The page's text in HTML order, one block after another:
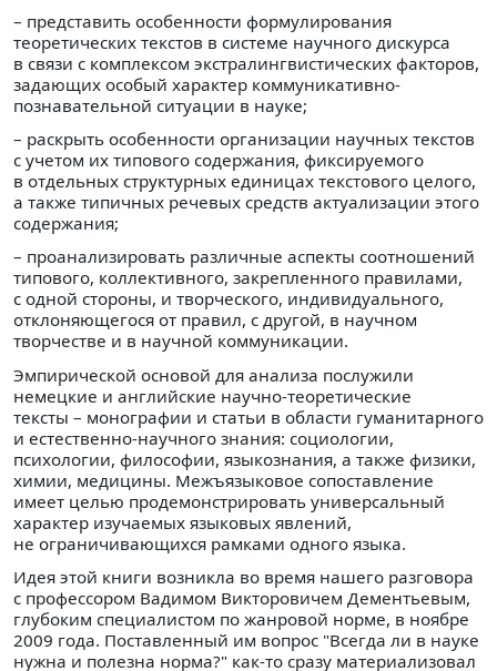
– представить особенности формулирования
теоретических текстов в системе научного дискурса
в связи с комплексом экстралингвистических факторов,
задающих особый характер коммуникативно-
познавательной ситуации в науке;
– раскрыть особенности организации научных текстов
с учетом их типового содержания, фиксируемого
в отдельных структурных единицах текстового целого,
а также типичных речевых средств актуализации этого
содержания;
– проанализировать различные аспекты соотношений
типового, коллективного, закрепленного правилами,
с одной стороны, и творческого, индивидуального,
отклоняющегося от правил, с другой, в научном
творчестве и в научной коммуникации.
Эмпирической основой для анализа послужили
немецкие и английские научно-теоретические
тексты – монографии и статьи в области гуманитарного
и естественно-научного знания: социологии,
психологии, философии, языкознания, а также физики,
химии, медицины. Межъязыковое сопоставление
имеет целью продемонстрировать универсальный
характер изучаемых языковых явлений,
не ограничивающихся рамками одного языка.
Идея этой книги возникла во время нашего разговора
с профессором Вадимом Викторовичем Дементьевым,
глубоким специалистом по жанровой норме, в ноябре
2009 года. Поставленный им вопрос "Всегда ли в науке
нужна и полезна норма?" как-то сразу материализовал